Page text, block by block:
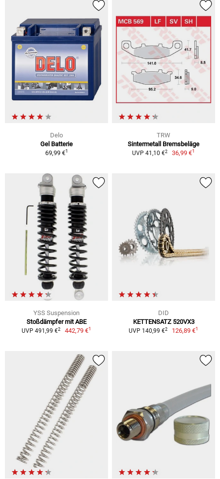
Delo
Gel Batterie
69,99 €1
TRW
Sintermetall Bremsbeläge
UVP 41,10 €2 36,99 €1
YSS Suspension
Stoßdämpfer mit ABE
UVP 491,99 €2 442,79 €1
DID
KETTENSATZ 520VX3
UVP 140,99 €2 126,89 €1